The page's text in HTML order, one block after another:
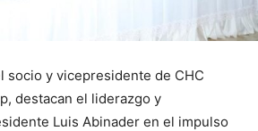
socio y vicepresidente de CHC
destacan el liderazgo y
Luis Abinader en el impulso